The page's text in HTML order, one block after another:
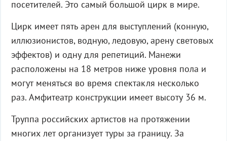
посетителей. Это самый большой цирк в мире.
Цирк имеет пять арен для выступлений (конную,
иллюзионистов, водную, ледовую, арену световых
эффектов) и одну для репетиций. Манежи
расположены на 18 метров ниже уровня пола и
могут меняться во время спектакля несколько
раз. Амфитеатр конструкции имеет высоту 36 м.
Труппа российских артистов на протяжении
многих лет организует туры за границу. За